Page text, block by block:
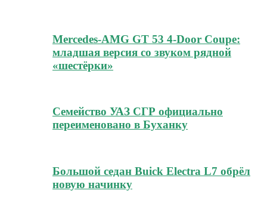
Mercedes-AMG GT 53 4-Door Coupe:
младшая версия со звуком рядной
«шестёрки»
Семейство УАЗ СГР официально
переименовано в Буханку
Большой седан Buick Electra L7 обрёл
новую начинку